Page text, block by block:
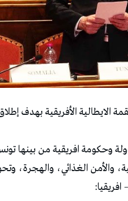
الايطالية الأفريقية بهدف
التي يشارك فيها حوالي 23 رئيس دولة وحكومة
والأمن الغذائي، والهجرة،